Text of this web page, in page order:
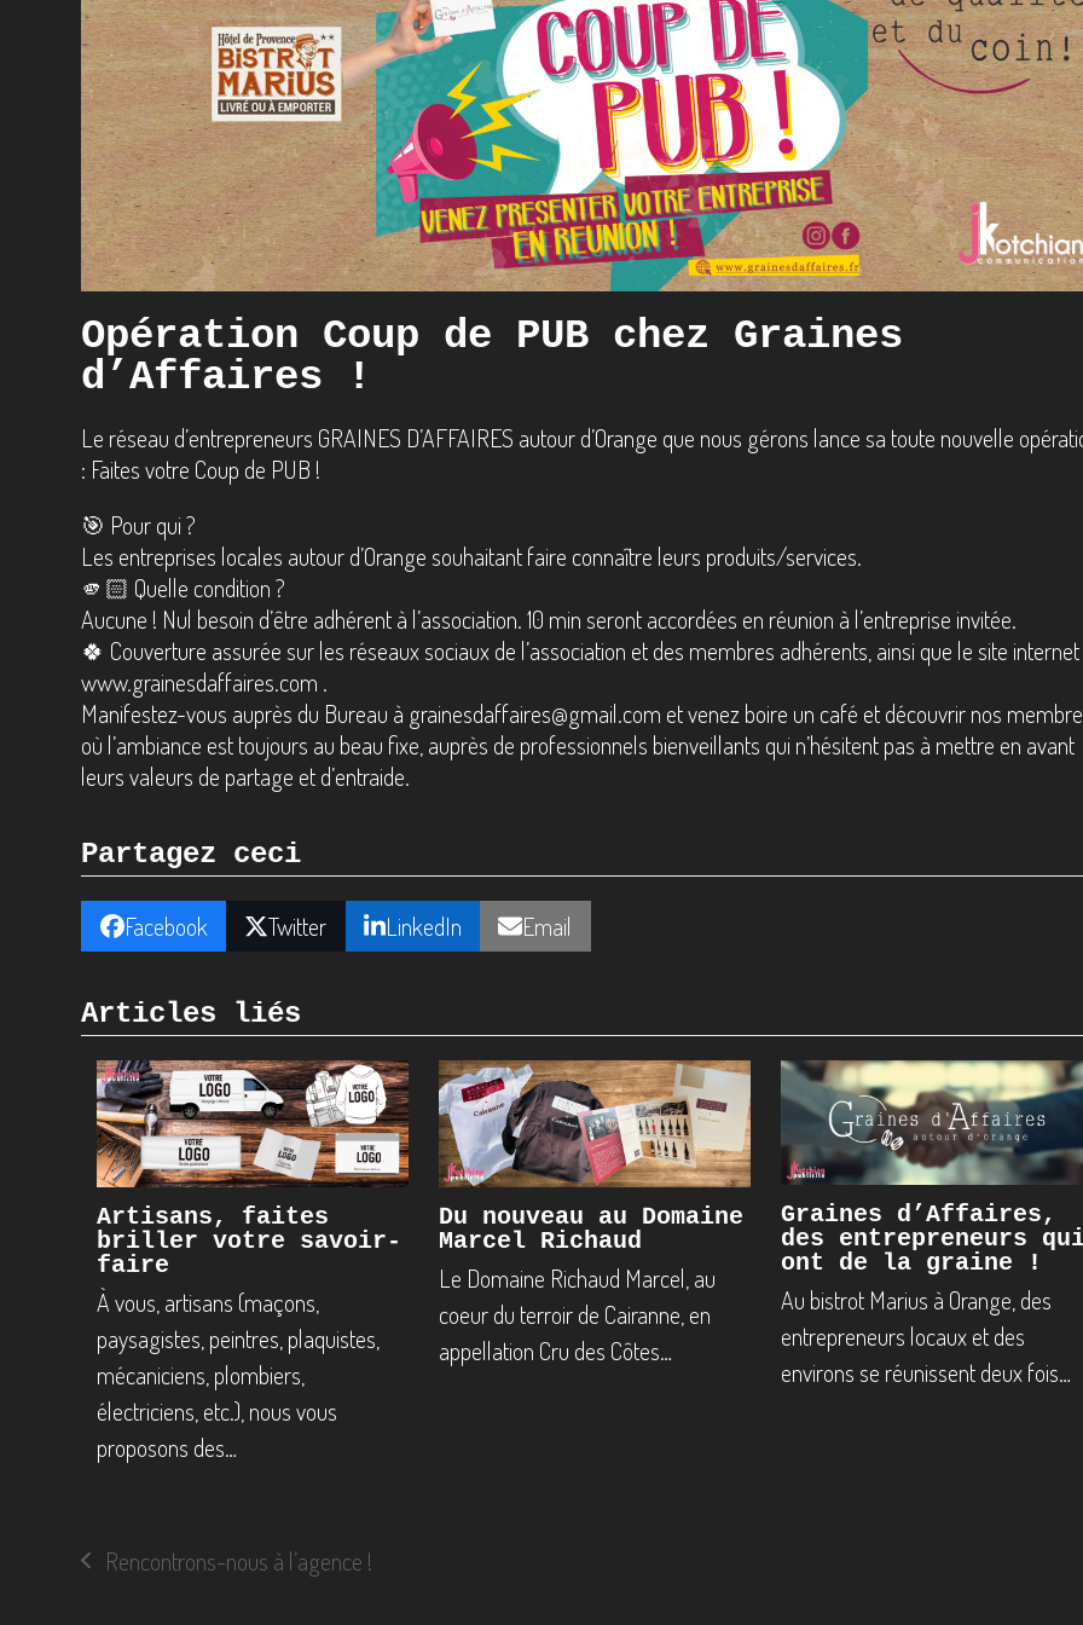
Opération Coup de PUB chez Graines
d’Affaires !
Le réseau d’entrepreneurs GRAINES D’AFFAIRES autour d’Orange que nous gérons lance sa toute nouvelle
: Faites votre Coup de PUB !
🎯 Pour qui ?
Les entreprises locales autour d’Orange souhaitant faire connaître leurs produits/services.
🫵🏻 Quelle condition ?
Aucune ! Nul besoin d’être adhérent à l’association. 10 min seront accordées en réunion à l’entreprise invitée.
🍀 Couverture assurée sur les réseaux sociaux de l’association et des membres adhérents, ainsi que le site internet
www.grainesdaffaires.com .
Manifestez-vous auprès du Bureau à grainesdaffaires@gmail.com et venez boire un café et découvrir nos
où l’ambiance est toujours au beau fixe, auprès de professionnels bienveillants qui n’hésitent pas à mettre en avant
leurs valeurs de partage et d’entraide.
Partagez ceci
Facebook Twitter LinkedIn Email
Articles liés
Artisans, faites
briller votre savoir-
faire
À vous, artisans (maçons,
paysagistes, peintres, plaquistes,
mécaniciens, plombiers,
électriciens, etc.), nous vous
proposons des…
Du nouveau au Domaine
Marcel Richaud
Le Domaine Richaud Marcel, au
coeur du terroir de Cairanne, en
appellation Cru des Côtes…
Graines d’Affaires,
des entrepreneurs
ont de la graine !
Au bistrot Marius à Orange, des
entrepreneurs locaux et des
environs se réunissent deux fois…
previous
Rencontrons-nous à l’agence !